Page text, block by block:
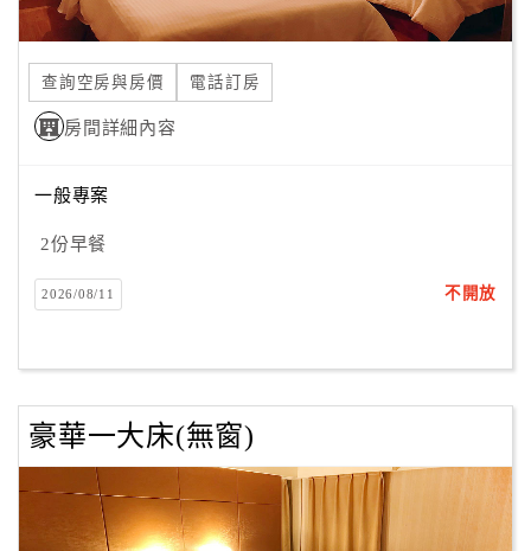
合
作
提
案
店
作
商
合
作
查詢空房與房價 電話訂房
房間詳細內容
一般專案
2份早餐
2026/08/11 不開放
豪華一大床(無窗)